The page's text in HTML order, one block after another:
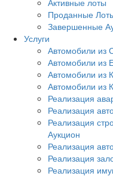
Активные лоты
Проданные
Завершенные
Услуги
Автомобили из
Автомобили из
Автомобили из
Автомобили из
Реализация
Реализация
Реализация
Аукцион
Реализация
Реализация
Реализация